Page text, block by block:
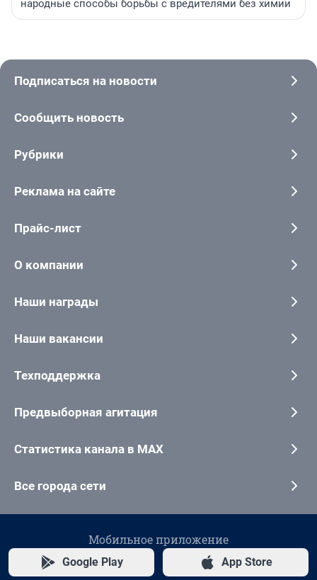
народные способы борьбы с вредителями без химии
Подписаться на новости
Сообщить новость
Рубрики
Реклама на сайте
Прайс-лист
О компании
Наши награды
Наши вакансии
Техподдержка
Предвыборная агитация
Статистика канала в MAX
Все города сети
Мобильное приложение
Google Play App Store